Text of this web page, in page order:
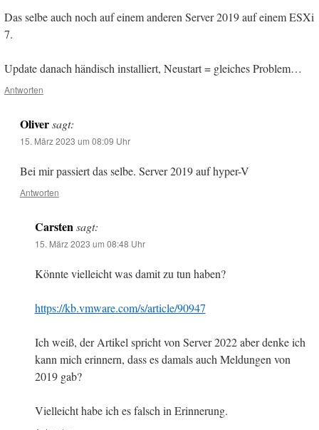
Das selbe auch noch auf einem anderen Server 2019 auf einem ESXi
7.
Update danach händisch installiert, Neustart = gleiches Problem…
Antworten
Oliver sagt:
15. März 2023 um 08:09 Uhr
Bei mir passiert das selbe. Server 2019 auf hyper-V
Antworten
Carsten sagt:
15. März 2023 um 08:48 Uhr
Könnte vielleicht was damit zu tun haben?
https://kb.vmware.com/s/article/90947
Ich weiß, der Artikel spricht von Server 2022 aber denke ich
kann mich erinnern, dass es damals auch Meldungen von
2019 gab?
Vielleicht habe ich es falsch in Erinnerung.